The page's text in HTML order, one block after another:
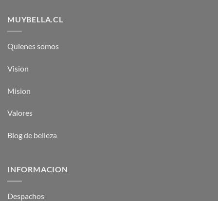
MUYBELLA.CL
Quienes somos
Vision
Mision
Valores
Blog de belleza
INFORMACION
Despachos